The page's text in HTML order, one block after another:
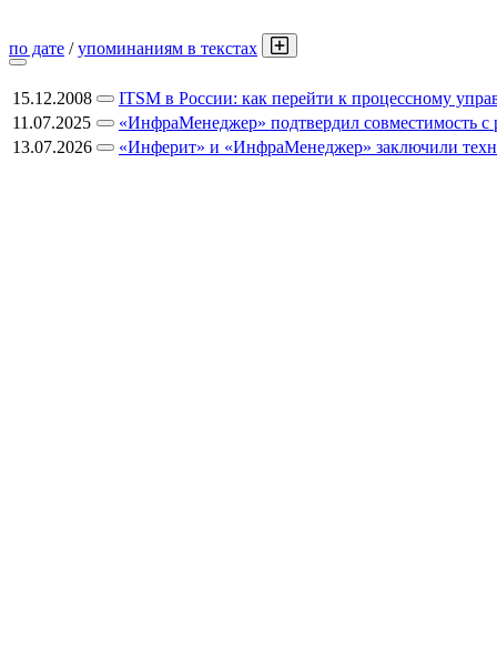
по дате /упоминаниям в текстах
15.12.2008
ITSM в России: как перейти к процессному
11.07.2025
«ИнфраМенеджер» подтвердил совместимость с
13.07.2026
«Инферит» и «ИнфраМенеджер» заключили